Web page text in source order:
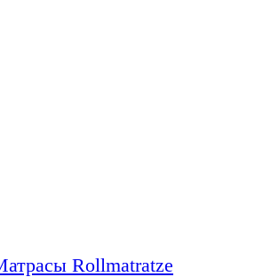
Rollmatratze